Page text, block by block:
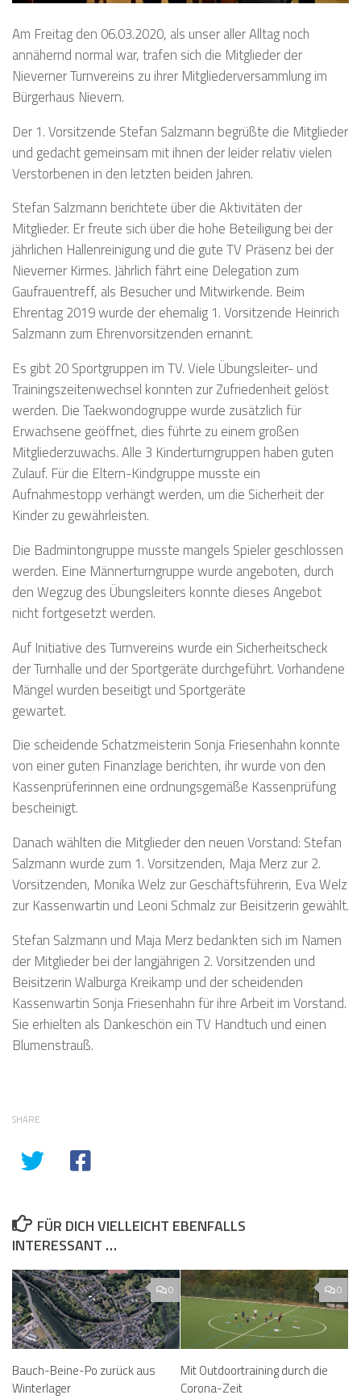
Am Freitag den 06.03.2020, als unser aller Alltag noch
annähernd normal war, trafen sich die Mitglieder der
Nieverner Turnvereins zu ihrer Mitgliederversammlung im
Bürgerhaus Nievern.
Der 1. Vorsitzende Stefan Salzmann begrüßte die Mitglieder
und gedacht gemeinsam mit ihnen der leider relativ vielen
Verstorbenen in den letzten beiden Jahren.
Stefan Salzmann berichtete über die Aktivitäten der
Mitglieder. Er freute sich über die hohe Beteiligung bei der
jährlichen Hallenreinigung und die gute TV Präsenz bei der
Nieverner Kirmes. Jährlich fährt eine Delegation zum
Gaufrauentreff, als Besucher und Mitwirkende. Beim
Ehrentag 2019 wurde der ehemalig 1. Vorsitzende Heinrich
Salzmann zum Ehrenvorsitzenden ernannt.
Es gibt 20 Sportgruppen im TV. Viele Übungsleiter- und
Trainingszeitenwechsel konnten zur Zufriedenheit gelöst
werden. Die Taekwondogruppe wurde zusätzlich für
Erwachsene geöffnet, dies führte zu einem großen
Mitgliederzuwachs. Alle 3 Kinderturngruppen haben guten
Zulauf. Für die Eltern-Kindgruppe musste ein
Aufnahmestopp verhängt werden, um die Sicherheit der
Kinder zu gewährleisten.
Die Badmintongruppe musste mangels Spieler geschlossen
werden. Eine Männerturngruppe wurde angeboten, durch
den Wegzug des Übungsleiters konnte dieses Angebot
nicht fortgesetzt werden.
Auf Initiative des Turnvereins wurde ein Sicherheitscheck
der Turnhalle und der Sportgeräte durchgeführt. Vorhandene
Mängel wurden beseitigt und Sportgeräte
gewartet.
Die scheidende Schatzmeisterin Sonja Friesenhahn konnte
von einer guten Finanzlage berichten, ihr wurde von den
Kassenprüferinnen eine ordnungsgemäße Kassenprüfung
bescheinigt.
Danach wählten die Mitglieder den neuen Vorstand: Stefan
Salzmann wurde zum 1. Vorsitzenden, Maja Merz zur 2.
Vorsitzenden, Monika Welz zur Geschäftsführerin, Eva Welz
zur Kassenwartin und Leoni Schmalz zur Beisitzerin gewählt.
Stefan Salzmann und Maja Merz bedankten sich im Namen
der Mitglieder bei der langjährigen 2. Vorsitzenden und
Beisitzerin Walburga Kreikamp und der scheidenden
Kassenwartin Sonja Friesenhahn für ihre Arbeit im Vorstand.
Sie erhielten als Dankeschön ein TV Handtuch und einen
Blumenstrauß.
SHARE
FÜR DICH VIELLEICHT EBENFALLS
INTERESSANT …
0
Bauch-Beine-Po zurück aus
Winterlager
0
Mit Outdoortraining durch die
Corona-Zeit